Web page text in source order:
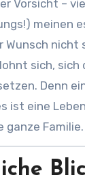
Vorsicht –
meinen
Wunsch
sich, sich
Denn
ist eine
ganze Familie.